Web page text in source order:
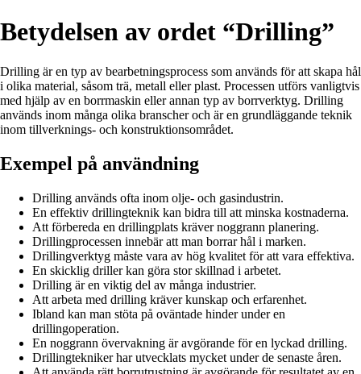
Betydelsen av ordet “Drilling”
Drilling är en typ av bearbetningsprocess som används för att skapa hål
i olika material, såsom trä, metall eller plast. Processen utförs vanligtvis
med hjälp av en borrmaskin eller annan typ av borrverktyg. Drilling
används inom många olika branscher och är en grundläggande teknik
inom tillverknings- och konstruktionsområdet.
Exempel på användning
Drilling används ofta inom olje- och gasindustrin.
En effektiv drillingteknik kan bidra till att minska kostnaderna.
Att förbereda en drillingplats kräver noggrann planering.
Drillingprocessen innebär att man borrar hål i marken.
Drillingverktyg måste vara av hög kvalitet för att vara effektiva.
En skicklig driller kan göra stor skillnad i arbetet.
Drilling är en viktig del av många industrier.
Att arbeta med drilling kräver kunskap och erfarenhet.
Ibland kan man stöta på oväntade hinder under en
drillingoperation.
En noggrann övervakning är avgörande för en lyckad drilling.
Drillingtekniker har utvecklats mycket under de senaste åren.